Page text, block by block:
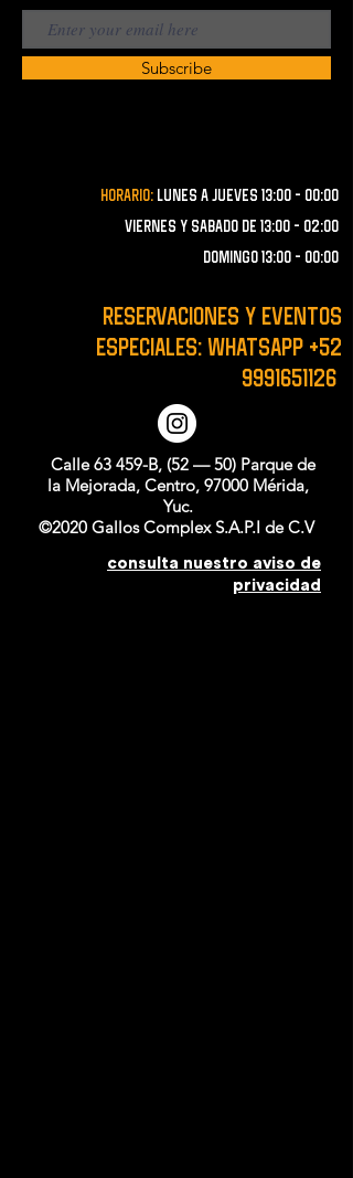
Subscribe
Horario: lunes a JUEVES 13:00 - 00:00
VIERNES Y SABADO de 13:00 - 02:00
domingo 13:00 - 00:00
RESERVACIONES y EVENTOS
ESPECIALES: WHATSAPP +52
9991651126
Calle 63 459-B, (52 — 50) Parque de
la Mejorada, Centro, 97000 Mérida,
Yuc.
©2020 Gallos Complex S.A.P.I de C.V
consulta nuestro aviso de
privacidad